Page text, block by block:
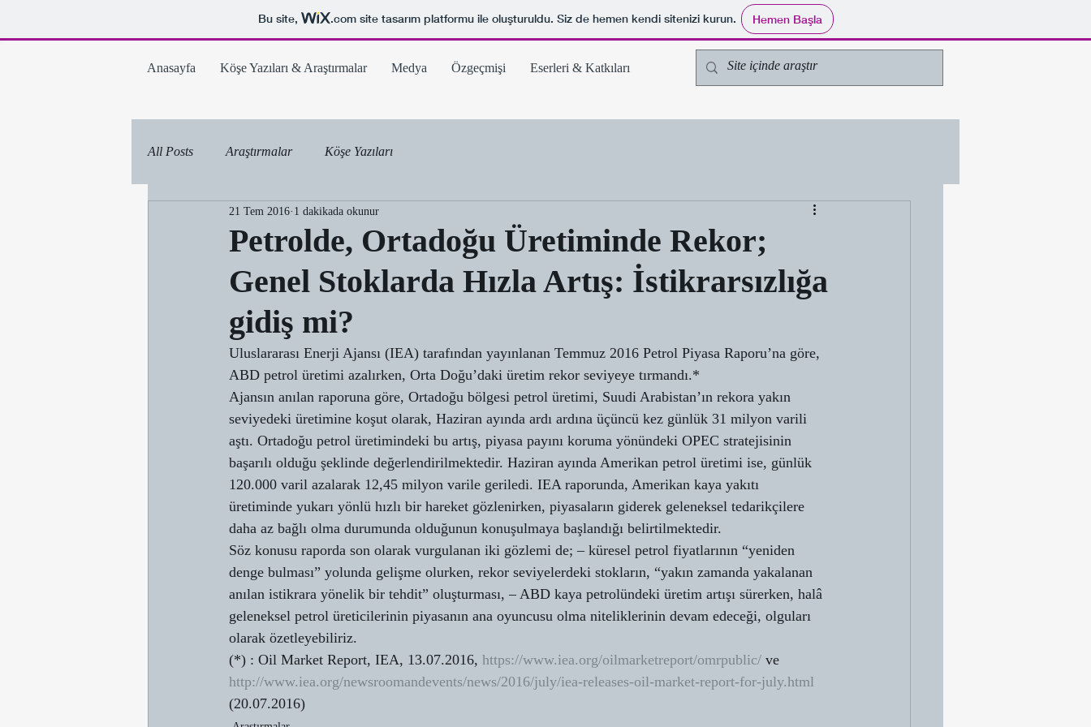
Bu site, .comsite tasarım platformu ile oluşturuldu. Siz de hemen kendi sitenizi kurun. Hemen Başla
Anasayfa Köşe Yazıları & Araştırmalar Medya Özgeçmişi Eserleri & Katkıları
All Posts Araştırmalar Köşe Yazıları
Petrolde, Ortadoğu Üretiminde Rekor;
Genel Stoklarda Hızla Artış: İstikrarsızlığa
gidiş mi?
21 Tem 2016 1 dakikada okunur
Uluslararası Enerji Ajansı (IEA) tarafından yayınlanan Temmuz 2016 Petrol Piyasa Raporu’na göre,
ABD petrol üretimi azalırken, Orta Doğu’daki üretim rekor seviyeye tırmandı.*
Ajansın anılan raporuna göre, Ortadoğu bölgesi petrol üretimi, Suudi Arabistan’ın rekora yakın
seviyedeki üretimine koşut olarak, Haziran ayında ardı ardına üçüncü kez günlük 31 milyon varili
aştı. Ortadoğu petrol üretimindeki bu artış, piyasa payını koruma yönündeki OPEC stratejisinin
başarılı olduğu şeklinde değerlendirilmektedir. Haziran ayında Amerikan petrol üretimi ise, günlük
120.000 varil azalarak 12,45 milyon varile geriledi. IEA raporunda, Amerikan kaya yakıtı
üretiminde yukarı yönlü hızlı bir hareket gözlenirken, piyasaların giderek geleneksel tedarikçilere
daha az bağlı olma durumunda olduğunun konuşulmaya başlandığı belirtilmektedir.
Söz konusu raporda son olarak vurgulanan iki gözlemi de; – küresel petrol fiyatlarının “yeniden
denge bulması” yolunda gelişme olurken, rekor seviyelerdeki stokların, “yakın zamanda yakalanan
anılan istikrara yönelik bir tehdit” oluşturması, – ABD kaya petrolündeki üretim artışı sürerken, halâ
geleneksel petrol üreticilerinin piyasanın ana oyuncusu olma niteliklerinin devam edeceği, olguları
olarak özetleyebiliriz.
(*) : Oil Market Report, IEA, 13.07.2016, https://www.iea.org/oilmarketreport/omrpublic/ ve
http://www.iea.org/newsroomandevents/news/2016/july/iea-releases-oil-market-report-for-july.html
(20.07.2016)